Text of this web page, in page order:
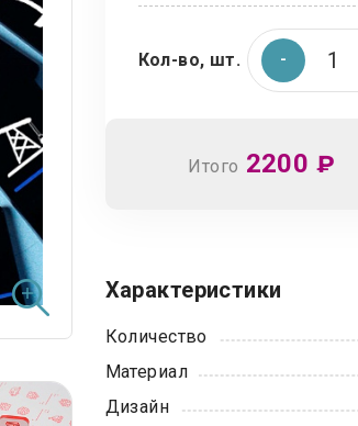
Кол-во, шт.
Итого 2200 ₽
Характеристики
Количество
Материал
Дизайн